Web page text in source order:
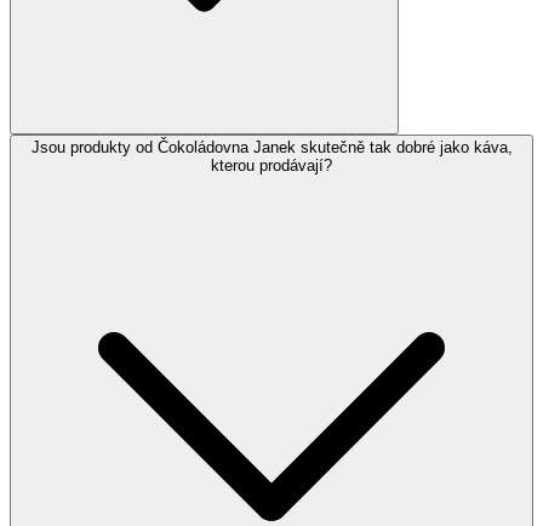
Jsou produkty od Čokoládovna Janek skutečně tak dobré jako káva,
kterou prodávají?